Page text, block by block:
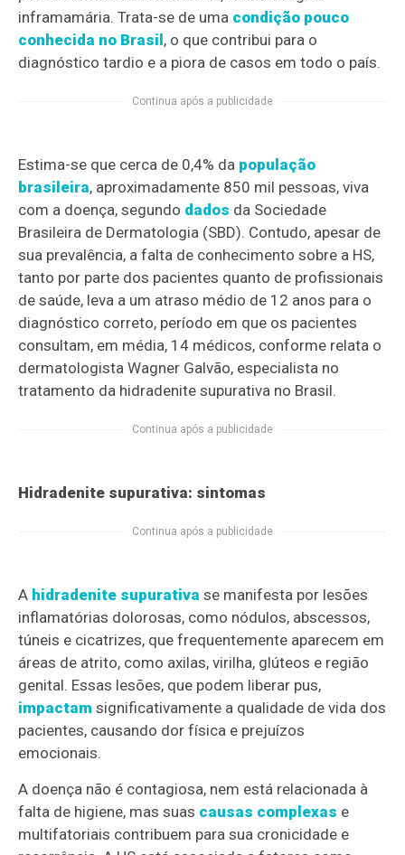
inframamária. Trata-se de uma condição pouco
conhecida no Brasil , o que contribui para o
diagnóstico tardio e a piora de casos em todo o país.
Continua após a publicidade
Estima-se que cerca de 0,4% da população
brasileira, aproximadamente 850 mil pessoas, viva
com a doença, segundo dados da Sociedade
Brasileira de Dermatologia (SBD). Contudo, apesar de
sua prevalência, a falta de conhecimento sobre a HS,
tanto por parte dos pacientes quanto de profissionais
de saúde, leva a um atraso médio de 12 anos para o
diagnóstico correto, período em que os pacientes
consultam, em média, 14 médicos, conforme relata o
dermatologista Wagner Galvão, especialista no
tratamento da hidradenite supurativa no Brasil.
Continua após a publicidade
Hidradenite supurativa: sintomas
Continua após a publicidade
A hidradenite supurativa se manifesta por lesões
inflamatórias dolorosas, como nódulos, abscessos,
túneis e cicatrizes, que frequentemente aparecem em
áreas de atrito, como axilas, virilha, glúteos e região
genital. Essas lesões, que podem liberar pus,
impactam significativamente a qualidade de vida dos
pacientes, causando dor física e prejuízos
emocionais.
A doença não é contagiosa, nem está relacionada à
falta de higiene, mas suas causas complexas e
multifatoriais contribuem para sua cronicidade e